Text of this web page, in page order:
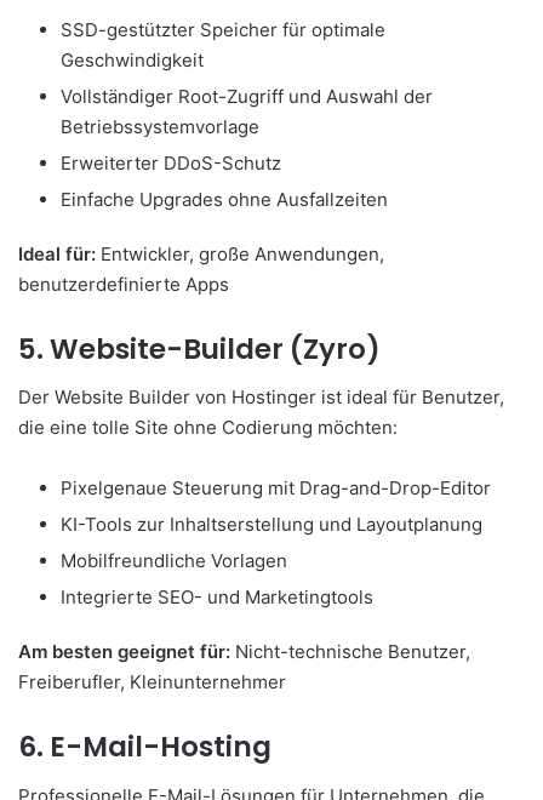
SSD-gestützter Speicher für optimale
Geschwindigkeit
Vollständiger Root-Zugriff und Auswahl der
Betriebssystemvorlage
Erweiterter DDoS-Schutz
Einfache Upgrades ohne Ausfallzeiten
Ideal für: Entwickler, große Anwendungen,
benutzerdefinierte Apps
5. Website-Builder (Zyro)
Der Website Builder von Hostinger ist ideal für Benutzer,
die eine tolle Site ohne Codierung möchten:
Pixelgenaue Steuerung mit Drag-and-Drop-Editor
KI-Tools zur Inhaltserstellung und Layoutplanung
Mobilfreundliche Vorlagen
Integrierte SEO- und Marketingtools
Am besten geeignet für: Nicht-technische Benutzer,
Freiberufler, Kleinunternehmer
6. E-Mail-Hosting